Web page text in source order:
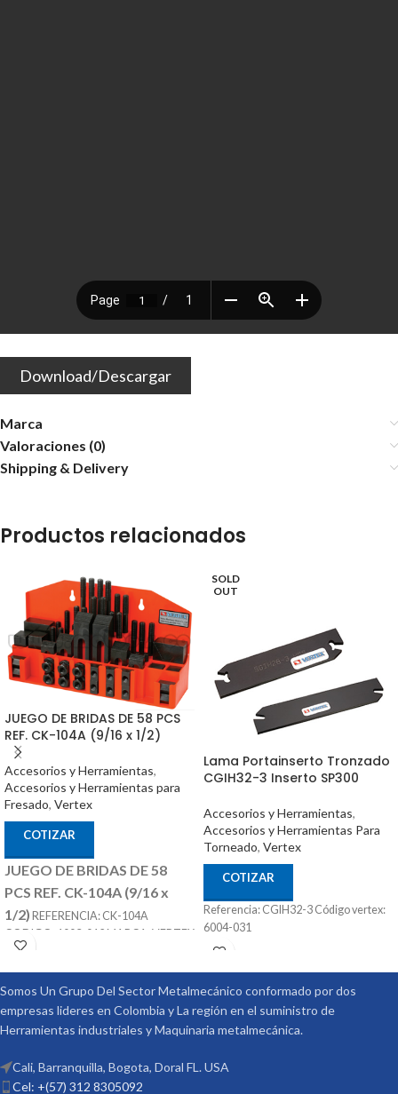
Download/Descargar
Marca
Valoraciones (0)
Shipping & Delivery
Productos relacionados
JUEGO DE BRIDAS DE 58 PCS
REF. CK-104A (9/16 x 1/2)
Accesorios y Herramientas,
Accesorios y Herramientas para
Fresado, Vertex
COTIZAR
JUEGO DE BRIDAS DE 58
PCS REF. CK-104A (9/16 x
1/2) REFERENCIA: CK-104A
CODIGO: 1003-012 MARCA: VERTEX
SE COMPONES DE 58 PIEZAS T SLOT
SOLD
OUT
Lama Portainserto Tronzado
CGIH32-3 Inserto SP300
Accesorios y Herramientas,
Accesorios y Herramientas Para
Torneado, Vertex
COTIZAR
Referencia: CGIH32-3 Código vertex:
6004-031
Somos Un Grupo Del Sector Metalmecánico conformado por dos
empresas lideres en Colombia y La región en el suministro de
Herramientas industriales y Maquinaria metalmecánica.
Cali, Barranquilla, Bogota, Doral FL. USA
Cel: +(57) 312 8305092